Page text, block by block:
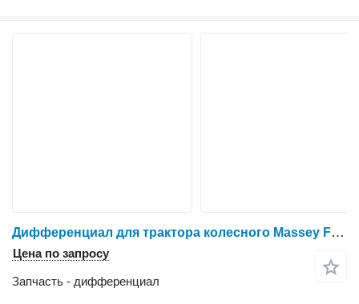
Дифференциал для трактора колесного Massey Ferguson 6465
Цена по запросу
Запчасть - дифференциал